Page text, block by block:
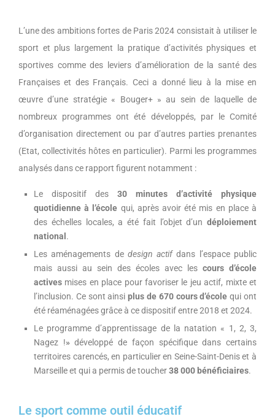
L’une des ambitions fortes de Paris 2024 consistait à utiliser le
sport et plus largement la pratique d’activités physiques et
sportives comme des leviers d’amélioration de la santé des
Françaises et des Français. Ceci a donné lieu à la mise en
œuvre d’une stratégie « Bouger+ » au sein de laquelle de
nombreux programmes ont été développés, par le Comité
d’organisation directement ou par d’autres parties prenantes
(Etat, collectivités hôtes en particulier). Parmi les programmes
analysés dans ce rapport figurent notamment :
Le dispositif des 30 minutes d’activité physique
quotidienne à l’école qui, après avoir été mis en place à
des échelles locales, a été fait l’objet d’un déploiement
national .
Les aménagements de design actifdans l’espace public
mais aussi au sein des écoles avec les cours d’école
actives mises en place pour favoriser le jeu actif, mixte et
l’inclusion. Ce sont ainsiplus de 670 cours d’école qui ont
été réaménagées grâce à ce dispositif entre 2018 et 2024.
Le programme d’apprentissage de la natation « 1, 2, 3,
Nagez !»développé de façon spécifique dans certains
territoires carencés, en particulier en Seine-Saint-Denis et à
Marseille et qui a permis de toucher38 000 bénéficiaires.
Le sport comme outil éducatif